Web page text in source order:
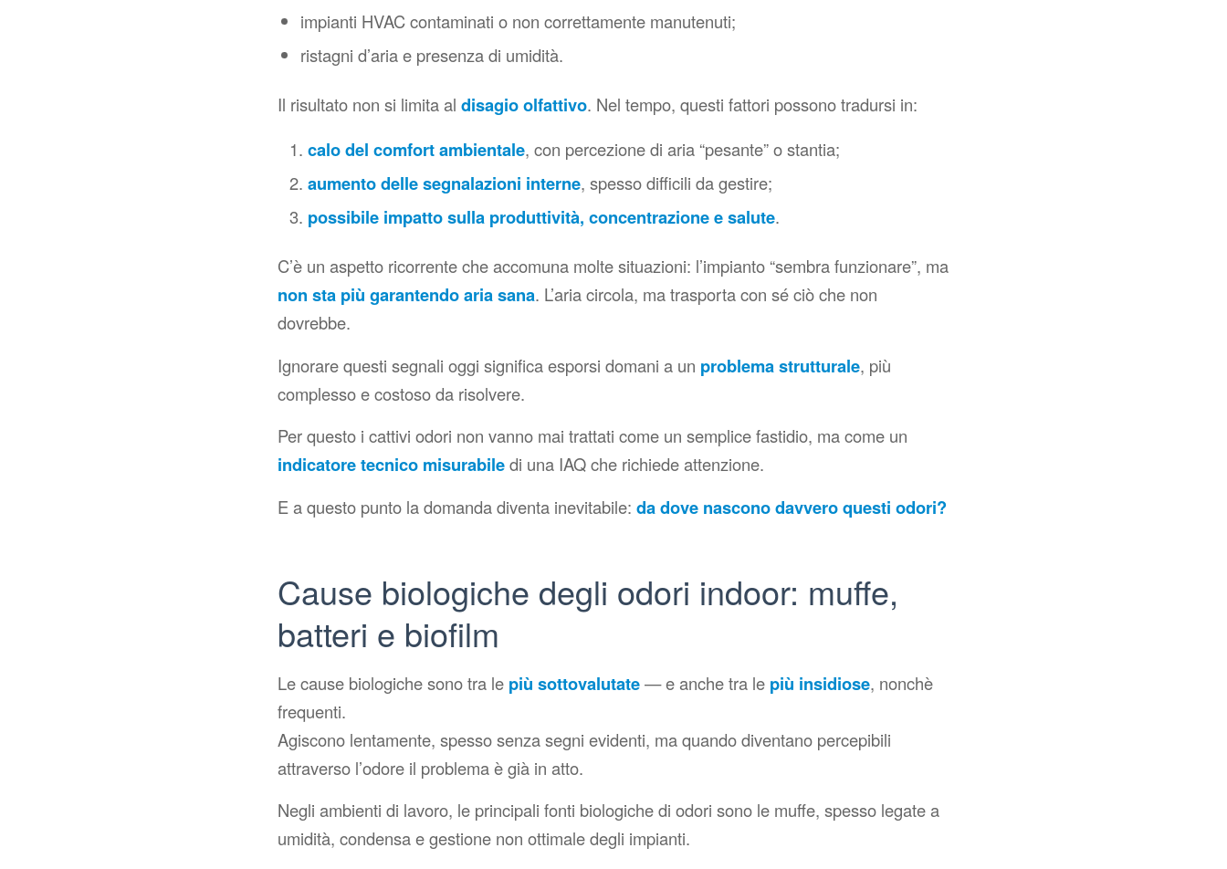
impianti HVAC contaminati o non correttamente manutenuti;
ristagni d’aria e presenza di umidità.
Il risultato non si limita al disagio olfattivo. Nel tempo, questi fattori possono tradursi in:
calo del comfort ambientale, con percezione di aria “pesante” o stantia;
aumento delle segnalazioni interne, spesso difficili da gestire;
possibile impatto sulla produttività, concentrazione e salute.
C’è un aspetto ricorrente che accomuna molte situazioni: l’impianto “sembra funzionare”, ma
non sta più garantendo aria sana. L’aria circola, ma trasporta con sé ciò che non
dovrebbe.
Ignorare questi segnali oggi significa esporsi domani a un problema strutturale, più
complesso e costoso da risolvere.
Per questo i cattivi odori non vanno mai trattati come un semplice fastidio, ma come un
indicatore tecnico misurabiledi una IAQ che richiede attenzione.
E a questo punto la domanda diventa inevitabile: da dove nascono davvero questi odori?
Cause biologiche degli odori indoor: muffe,
batteri e biofilm
Le cause biologiche sono tra le più sottovalutate— e anche tra le più insidiose, nonchè
frequenti.
Agiscono lentamente, spesso senza segni evidenti, ma quando diventano percepibili
attraverso l’odore il problema è già in atto.
Negli ambienti di lavoro, le principali fonti biologiche di odori sono le muffe, spesso legate a
umidità, condensa e gestione non ottimale degli impianti.